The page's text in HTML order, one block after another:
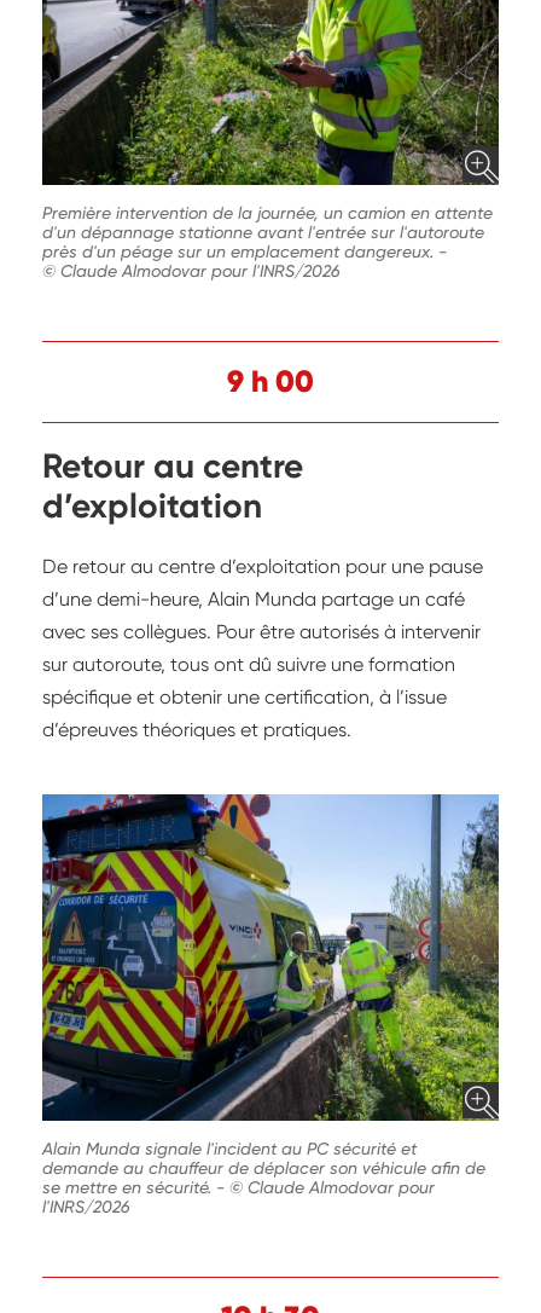
Première intervention de la journée, un camion en attente
d'un dépannage stationne avant l'entrée sur l'autoroute
près d'un péage sur un emplacement dangereux. -
© Claude Almodovar pour l'INRS/2026
9 h 00
Retour au centre
d’exploitation
De retour au centre d’exploitation pour une pause
d’une demi-heure, Alain Munda partage un café
avec ses collègues. Pour être autorisés à intervenir
sur autoroute, tous ont dû suivre une formation
spécifique et obtenir une certification, à l’issue
d’épreuves théoriques et pratiques.
Alain Munda signale l'incident au PC sécurité et
demande au chauffeur de déplacer son véhicule afin de
se mettre en sécurité. - © Claude Almodovar pour
l'INRS/2026